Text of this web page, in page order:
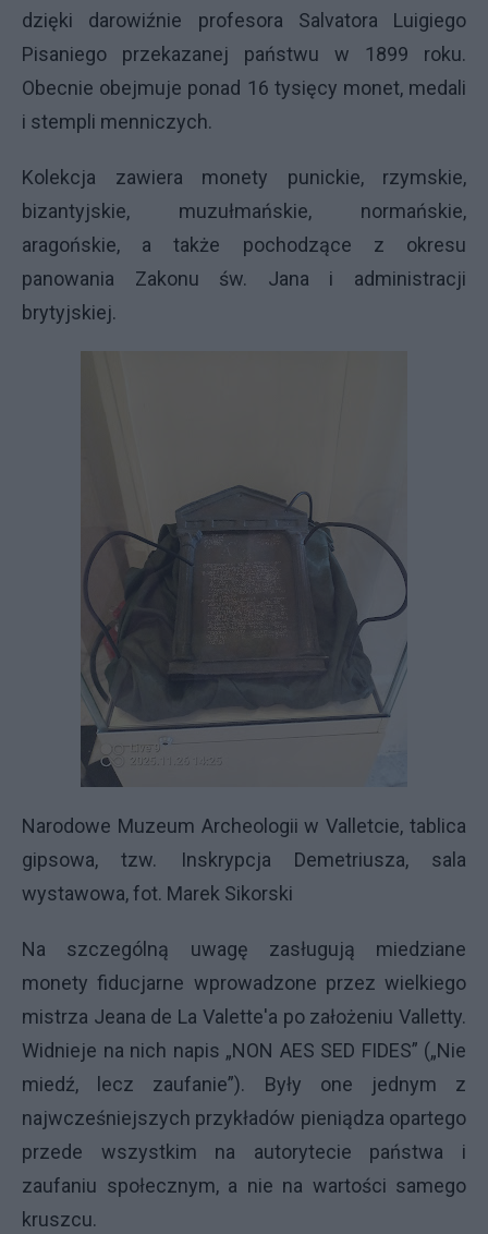
dzięki darowiźnie profesora Salvatora Luigiego
Pisaniego przekazanej państwu w 1899 roku.
Obecnie obejmuje ponad 16 tysięcy monet, medali
i stempli menniczych.
Kolekcja zawiera monety punickie, rzymskie,
bizantyjskie, muzułmańskie, normańskie,
aragońskie, a także pochodzące z okresu
panowania Zakonu św. Jana i administracji
brytyjskiej.
Narodowe Muzeum Archeologii w Valletcie, tablica
gipsowa, tzw. Inskrypcja Demetriusza, sala
wystawowa, fot. Marek Sikorski
Na szczególną uwagę zasługują miedziane
monety fiducjarne wprowadzone przez wielkiego
mistrza Jeana de La Valette'a po założeniu Valletty.
Widnieje na nich napis „NON AES SED FIDES” („Nie
miedź, lecz zaufanie”). Były one jednym z
najwcześniejszych przykładów pieniądza opartego
przede wszystkim na autorytecie państwa i
zaufaniu społecznym, a nie na wartości samego
kruszcu.